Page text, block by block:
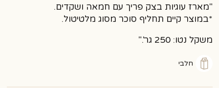
"מארז עוגיות בצק פריך עם חמאה ושקדים.
*במוצר קיים תחליף סוכר מסוג מלטיטול.
משקל נטו: 250 גר'."
חלבי